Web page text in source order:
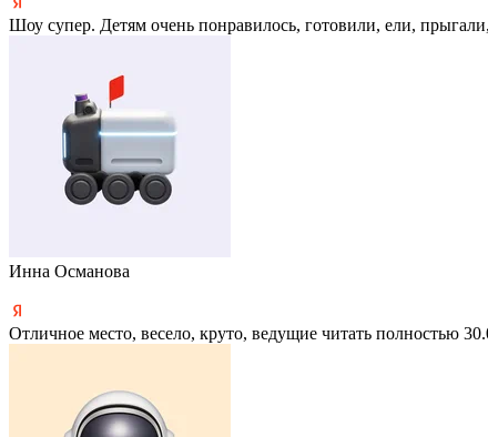
Шоу супер. Детям очень понравилось, готовили, ели,
Инна Османова
Отличное место, весело, круто, ведущие читать полностью